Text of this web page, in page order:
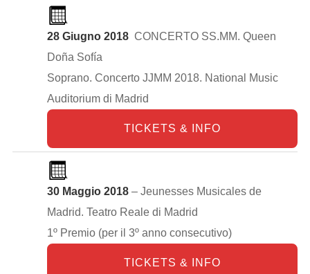
28 Giugno 2018CONCERTO SS.MM. Queen
Doña Sofía
Soprano. Concerto JJMM 2018. National Music
Auditorium di Madrid
TICKETS & INFO
30 Maggio 2018– Jeunesses Musicales de
Madrid. Teatro Reale di Madrid
1º Premio (per il 3º anno consecutivo)
TICKETS & INFO